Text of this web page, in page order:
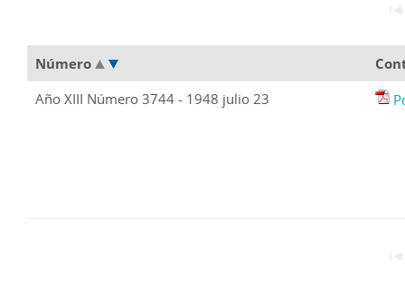
Número
Año XIII Número 3744 - 1948 julio 23